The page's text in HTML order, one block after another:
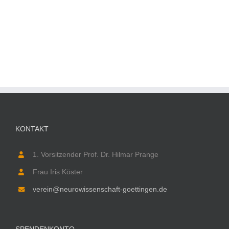
KONTAKT
1. Vorsitzender Prof. Dr. Hilmar Prange
Frau Iris Köster
verein@neurowissenschaft-goettingen.de